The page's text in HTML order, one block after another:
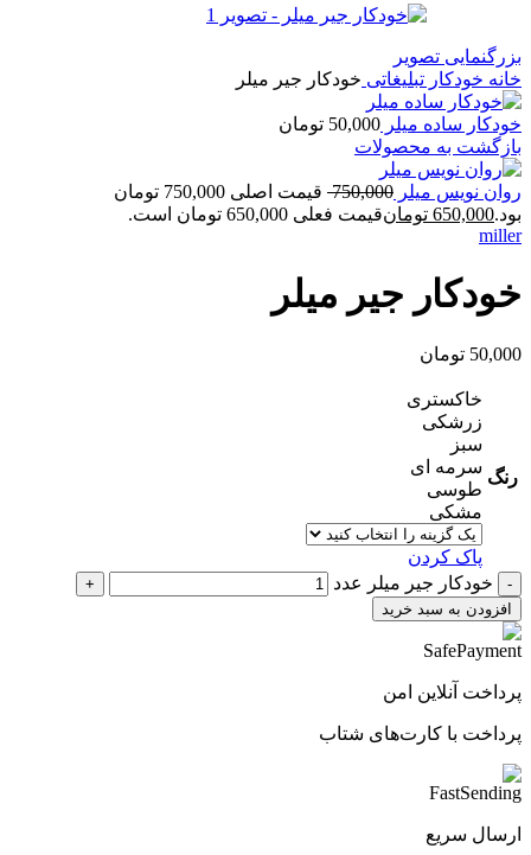
بزرگنمایی تصویر
خانه خودکار تبلیغاتی خودکار جیر میلر
خودکار ساده میلر 50,000 تومان
بازگشت به محصولات
روان نویس میلر 750,000
قیمت اصلی 750,000 تومان
بود.650,000 تومانقیمت فعلی 650,000 تومان است.
miller
خودکار جیر میلر
50,000 تومان
رنگ
خاکستری
زرشکی
سبز
سرمه ای
طوسی
مشکی
پاک کردن
خودکار جیر میلر عدد
افزودن به سبد خرید
پرداخت آنلاین امن
پرداخت با کارت‌های شتاب
ارسال سریع